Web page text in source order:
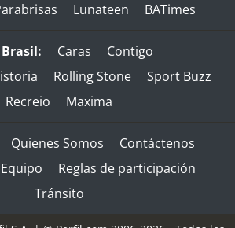
Lunateen BATimes
Caras
Contigo
Rolling Stone
Sport Buzz
Recreio
Maxima
Quienes Somos
Contáctenos
Equipo
Reglas de participación
Tránsito